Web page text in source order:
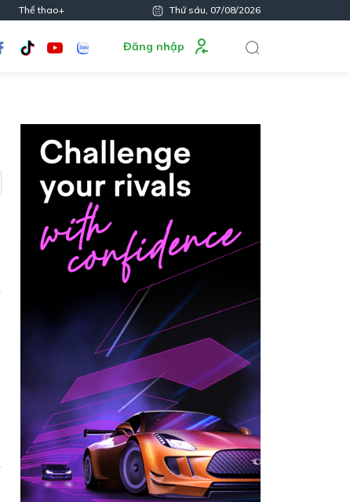
Thể thao+ Thứ sáu, 07/08/2026
Đăng nhập